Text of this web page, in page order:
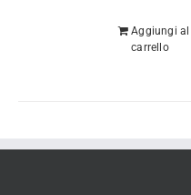
Aggiungi al
carrello